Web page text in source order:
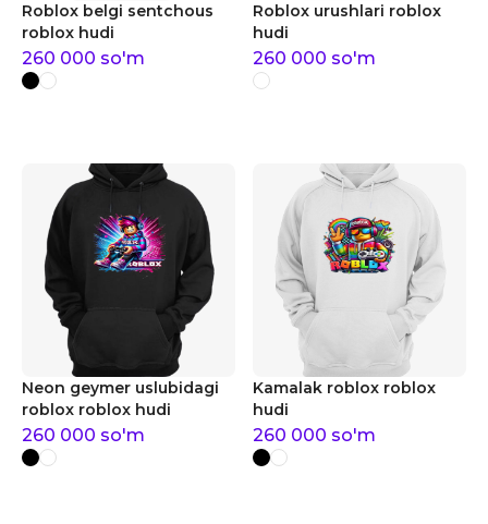
Roblox belgi sentchous
roblox hudi
260 000 so'm
Roblox urushlari roblox
hudi
260 000 so'm
Neon geymer uslubidagi
roblox roblox hudi
260 000 so'm
Kamalak roblox roblox
hudi
260 000 so'm